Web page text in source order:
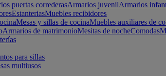
puertas correderasArmarios juvenilArmarios
EstanteriasMuebles recibidores
Mesas y sillas de cocinaMuebles auxiliares de
Armarios de matrimonioMesitas de nocheComodas
para sillas
multiusos